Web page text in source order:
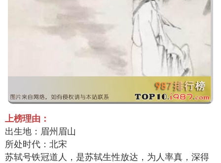
上榜理由：
出生地：眉州眉山
所处时代：北宋
苏轼号铁冠道人，是苏轼生性放达，为人率真，深得